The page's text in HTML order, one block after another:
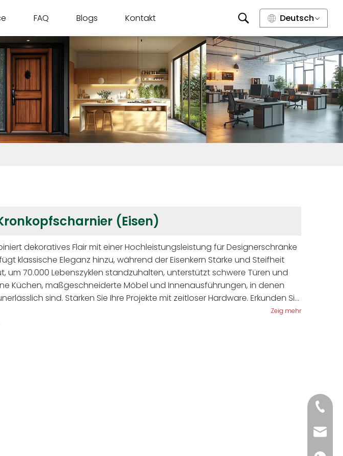
FAQ Blogs Kontakt Deutsch
(Eisen)
dekoratives Flair mit einer Hochleistungsleistung für Designerschränke
klassische Eleganz hinzu, während der Eisenkern Stärke und Steifheit
um 70.000 Lebenszyklen standzuhalten, unterstützt schwere Türen und
Küchen, maßgeschneiderte Möbel und Innenausführungen, in denen
sind. Stärken Sie Ihre Projekte mit zeitloser Hardware. Erkunden Sie
Zeig mehr
+86
+86